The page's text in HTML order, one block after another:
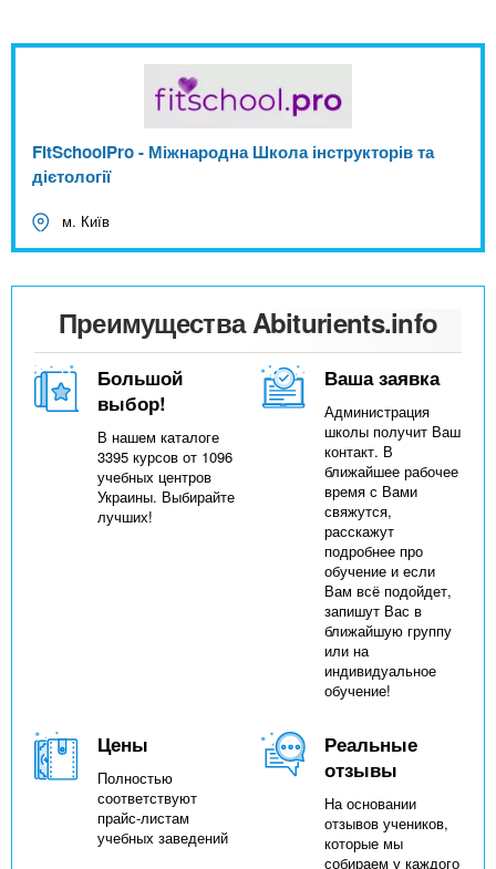
FitSchoolPro - Міжнародна Школа інструкторів та
дієтології
м. Київ
Преимущества Abiturients.info
Большой
выбор!
В нашем каталоге
3395 курсов от 1096
учебных центров
Украины. Выбирайте
лучших!
Ваша заявка
Администрация
школы получит Ваш
контакт. В
ближайшее рабочее
время с Вами
свяжутся,
расскажут
подробнее про
обучение и если
Вам всё подойдет,
запишут Вас в
ближайшую группу
или на
индивидуальное
обучение!
Цены
Полностью
соответствуют
прайс-листам
учебных заведений
Реальные
отзывы
На основании
отзывов учеников,
которые мы
собираем у каждого